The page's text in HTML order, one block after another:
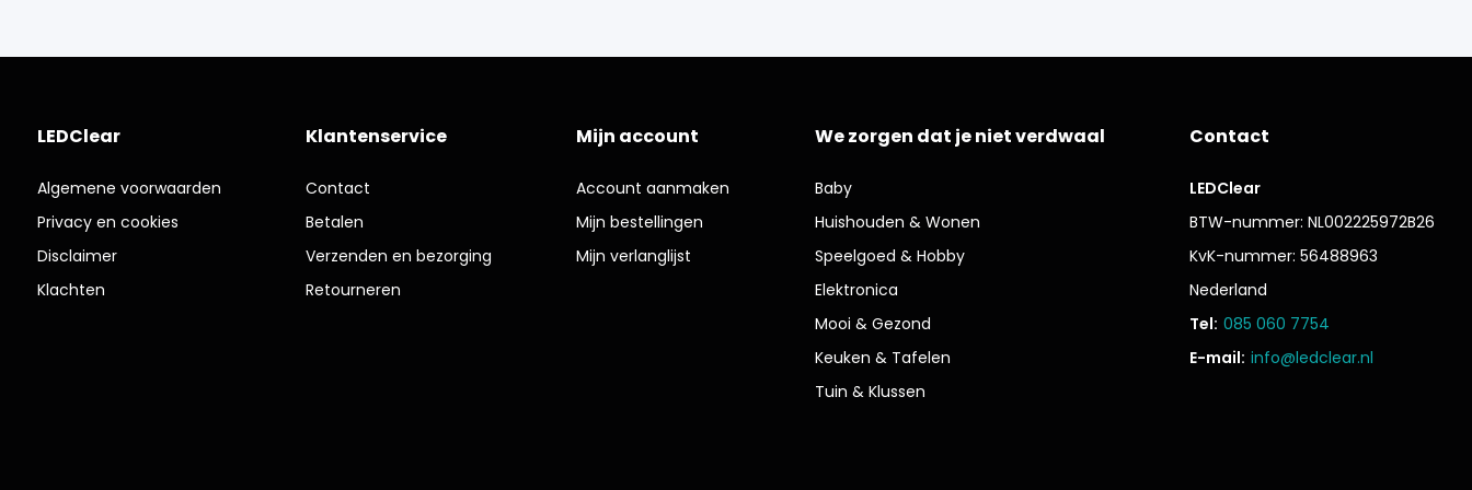
LEDClear
Algemene voorwaarden
Privacy en cookies
Disclaimer
Klachten
Klantenservice
Contact
Betalen
Verzenden en bezorging
Retourneren
Mijn account
Account aanmaken
Mijn bestellingen
Mijn verlanglijst
We zorgen dat je niet verdwaal
Baby
Huishouden & Wonen
Speelgoed & Hobby
Elektronica
Mooi & Gezond
Keuken & Tafelen
Tuin & Klussen
Contact
LEDClear
BTW-nummer: NL002225972B26
KvK-nummer: 56488963
Nederland
Tel: 085 060 7754
E-mail: info@ledclear.nl